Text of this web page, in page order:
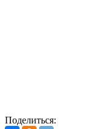
Поделиться: